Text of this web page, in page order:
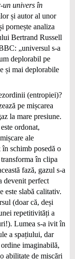
un univers în
și autor al unor
pornește analiza
Bertrand Russell
„universul s‑a
deplorabil pe
și mai deplorabile
(entropiei)?
pe mișcarea
la mare presiune.
ordonat,
ale
schimb posedă o
în clipa
fază, gazul s-a
devenit perfect
este slabă calitativ.
(doar că, deși
repetitivități a
Lumea s-a ivit în
a spațiului, dar
imaginabilă,
abilitate de mișcări